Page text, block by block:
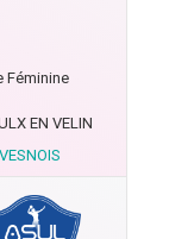
Féminine
EN VELIN